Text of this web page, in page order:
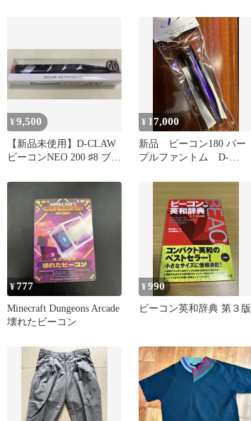
¥9,500
【新品未使用】D-CLAW
ビーコンNEO 200 ♯8 ブラ
¥ 17,000
新品 ビーコン180 パー
プルファントム D-
¥777
Minecraft Dungeons Arcade
壊れたビーコン
¥990
ビーコン英和辞典 第３版